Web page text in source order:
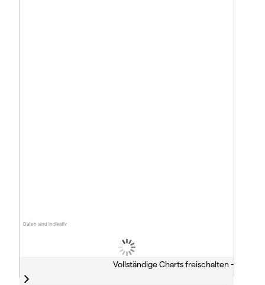
Daten sind indikativ
Vollständige Charts freischalten -